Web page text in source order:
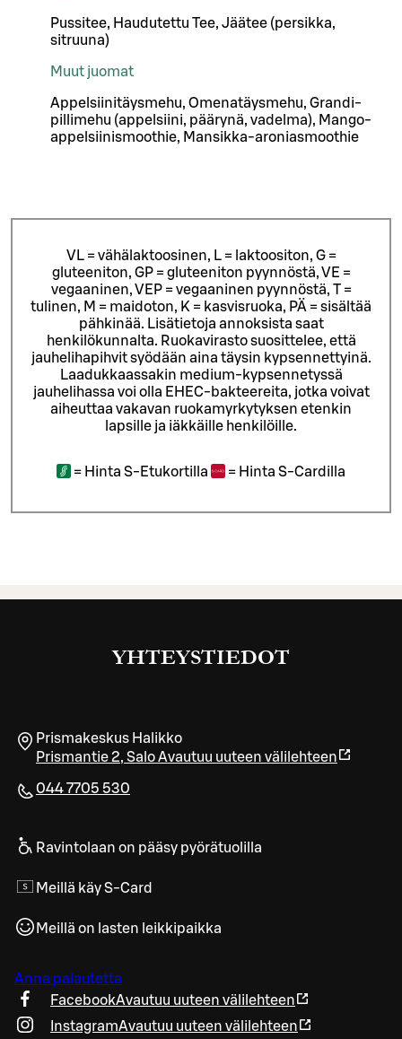
Pussitee, Haudutettu Tee, Jäätee (persikka,
sitruuna)
Muut juomat
Appelsiinitäysmehu, Omenatäysmehu, Grandi-
pillimehu (appelsiini, päärynä, vadelma), Mango-
appelsiinismoothie, Mansikka-aroniasmoothie
VL = vähälaktoosinen, L = laktoositon, G =
gluteeniton, GP = gluteeniton pyynnöstä, VE =
vegaaninen, VEP = vegaaninen pyynnöstä, T =
tulinen, M = maidoton, K = kasvisruoka, PÄ = sisältää
pähkinää. Lisätietoja annoksista saat
henkilökunnalta. Ruokavirasto suosittelee, että
jauhelihapihvit syödään aina täysin kypsennettyinä.
Laadukkaassakin medium-kypsennetyssä
jauhelihassa voi olla EHEC-bakteereita, jotka voivat
aiheuttaa vakavan ruokamyrkytyksen etenkin
lapsille ja iäkkäille henkilöille.
= Hinta S-Etukortilla = Hinta S-Cardilla
YHTEYSTIEDOT
Prismakeskus Halikko
Prismantie 2, SaloAvautuu uuteen välilehteen
044 7705 530
Ravintolaan on pääsy pyörätuolilla
Meillä käy S-Card
Meillä on lasten leikkipaikka
Anna palautetta
FacebookAvautuu uuteen välilehteen
InstagramAvautuu uuteen välilehteen